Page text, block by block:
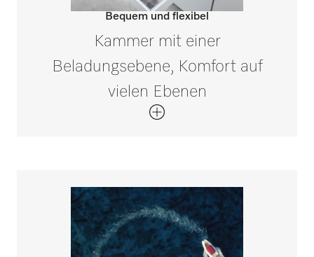
Bequem und flexibel
Kammer mit einer
Beladungsebene, Komfort auf
vielen Ebenen